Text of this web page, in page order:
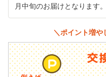
月中旬のお届けとなります。
＼ポイント増や